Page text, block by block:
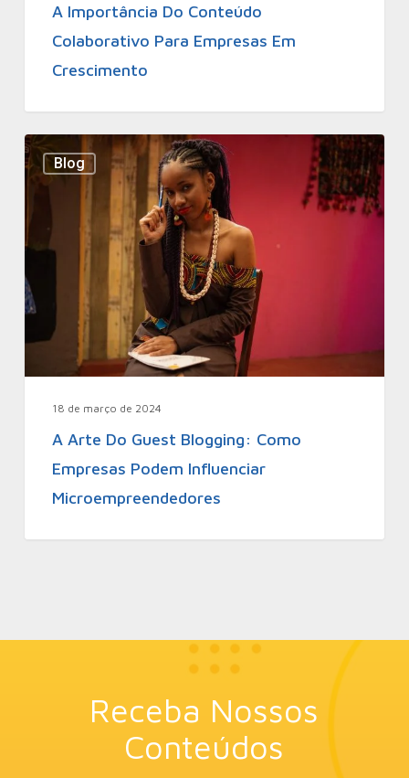
A Importância Do Conteúdo
Colaborativo Para Empresas Em
Crescimento
Blog
18 de março de 2024
A Arte Do Guest Blogging: Como
Empresas Podem Influenciar
Microempreendedores
Receba Nossos
Conteúdos